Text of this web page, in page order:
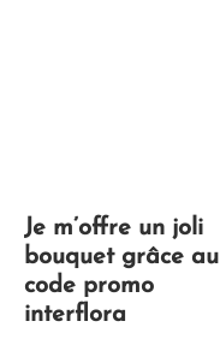
Je m’offre un joli
bouquet grâce au
code promo
interflora